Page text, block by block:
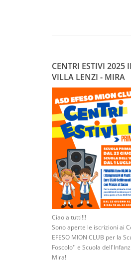
CENTRI ESTIVI 2025
VILLA LENZI - MIRA
Ciao a tutti!!!
Sono aperte le iscrizioni ai
EFESO MION CLUB per la
Foscolo'' e Scuola
Mira!